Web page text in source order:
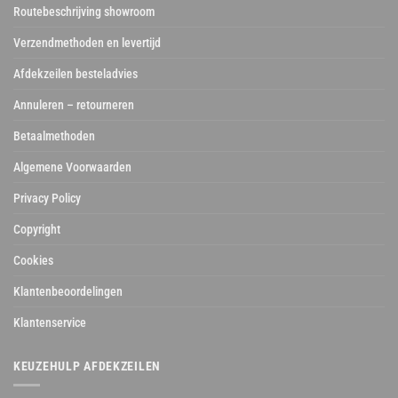
Routebeschrijving showroom
Verzendmethoden en levertijd
Afdekzeilen besteladvies
Annuleren – retourneren
Betaalmethoden
Algemene Voorwaarden
Privacy Policy
Copyright
Cookies
Klantenbeoordelingen
Klantenservice
KEUZEHULP AFDEKZEILEN